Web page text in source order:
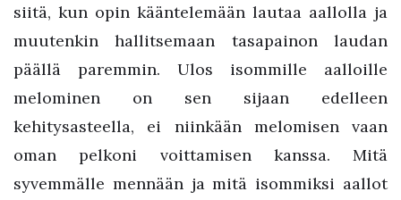
siitä, kun opin kääntelemään lautaa aallolla ja
muutenkin hallitsemaan tasapainon laudan
päällä paremmin. Ulos isommille aalloille
melominen on sen sijaan edelleen
kehitysasteella, ei niinkään melomisen vaan
oman pelkoni voittamisen kanssa. Mitä
syvemmälle mennään ja mitä isommiksi aallot